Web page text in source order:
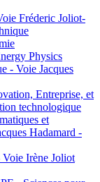
Fréderic Joliot-
Physics
- Voie Jacques
Entreprise, et
technologique
et
Hadamard -
Irène Joliot